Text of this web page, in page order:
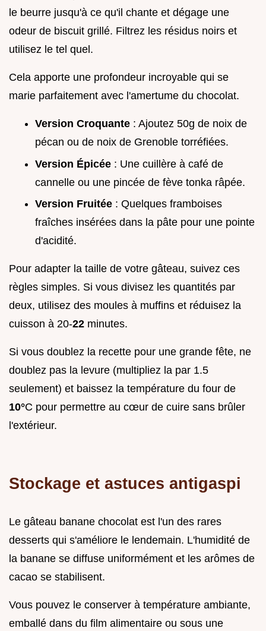
le beurre jusqu'à ce qu'il chante et dégage une
odeur de biscuit grillé. Filtrez les résidus noirs et
utilisez le tel quel.
Cela apporte une profondeur incroyable qui se
marie parfaitement avec l'amertume du chocolat.
Version Croquante : Ajoutez 50g de noix de
pécan ou de noix de Grenoble torréfiées.
Version Épicée : Une cuillère à café de
cannelle ou une pincée de fève tonka râpée.
Version Fruitée : Quelques framboises
fraîches insérées dans la pâte pour une pointe
d'acidité.
Pour adapter la taille de votre gâteau, suivez ces
règles simples. Si vous divisez les quantités par
deux, utilisez des moules à muffins et réduisez la
cuisson à 20-22 minutes.
Si vous doublez la recette pour une grande fête, ne
doublez pas la levure (multipliez la par 1.5
seulement) et baissez la température du four de
10°C pour permettre au cœur de cuire sans brûler
l'extérieur.
Stockage et astuces antigaspi
Le gâteau banane chocolat est l'un des rares
desserts qui s'améliore le lendemain. L'humidité de
la banane se diffuse uniformément et les arômes de
cacao se stabilisent.
Vous pouvez le conserver à température ambiante,
emballé dans du film alimentaire ou sous une